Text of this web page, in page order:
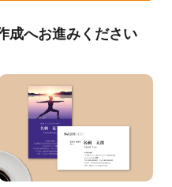
成へお進みください